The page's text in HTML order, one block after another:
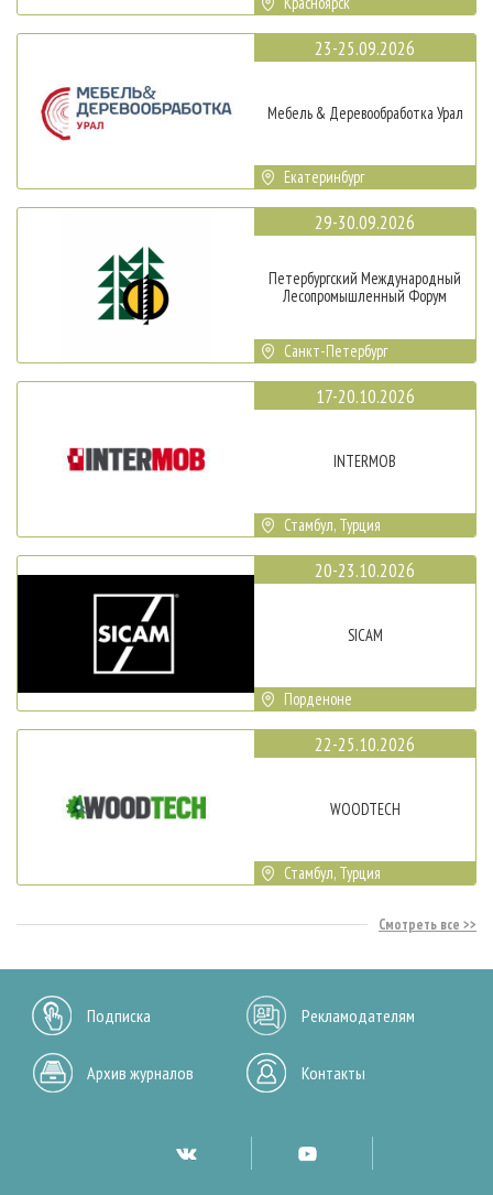
23-25.09.2026
Мебель & Деревообработка Урал
Екатеринбург
29-30.09.2026
Петербургский Международный
Лесопромышленный Форум
Санкт-Петербург
17-20.10.2026
INTERMOB
Стамбул, Турция
20-23.10.2026
SICAM
Порденоне
22-25.10.2026
WOODTECH
Стамбул, Турция
Смотреть все
Подписка Рекламодателям
Архив журналов Контакты